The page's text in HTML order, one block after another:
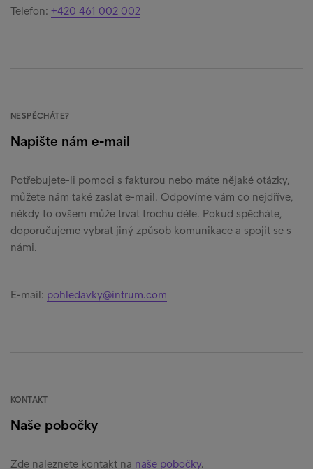
Telefon: +420 461 002 002
NESPĚCHÁTE?
Napište nám e-mail
Potřebujete-li pomoci s fakturou nebo máte nějaké otázky,
můžete nám také zaslat e-mail. Odpovíme vám co nejdříve,
někdy to ovšem může trvat trochu déle. Pokud spěcháte,
doporučujeme vybrat jiný způsob komunikace a spojit se s
námi.
E-mail: pohledavky@intrum.com
KONTAKT
Naše pobočky
Zde naleznete kontakt na naše pobočky.